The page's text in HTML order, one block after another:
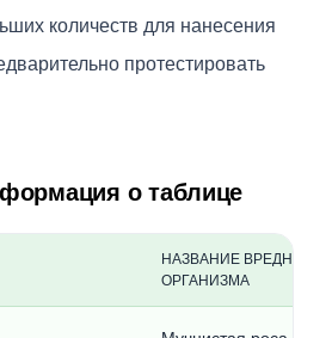
количеств для нанесения
протестировать
о таблице
НАЗВАНИЕ ВРЕДНОГО
ОРГАНИЗМА